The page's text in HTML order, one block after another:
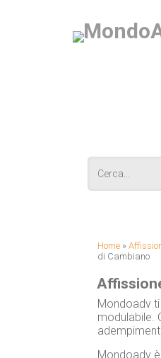
Home »
di Cambiano
Mondoadv
modulabile.
Mondoadv